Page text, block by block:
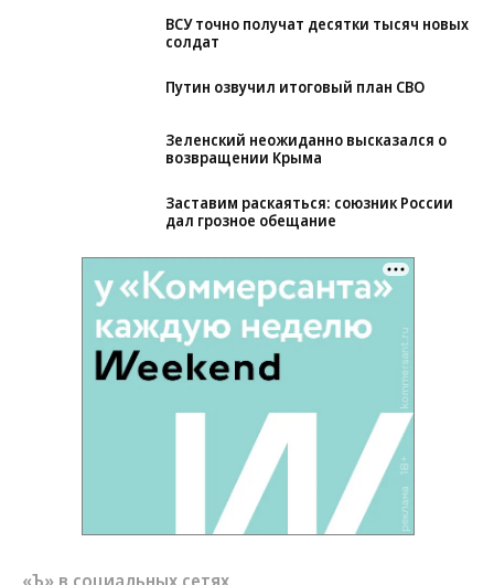
ВСУ точно получат десятки тысяч новых
солдат
Зеленский неожиданно высказался о
Заставим раскаяться: союзник России
дал грозное обещание